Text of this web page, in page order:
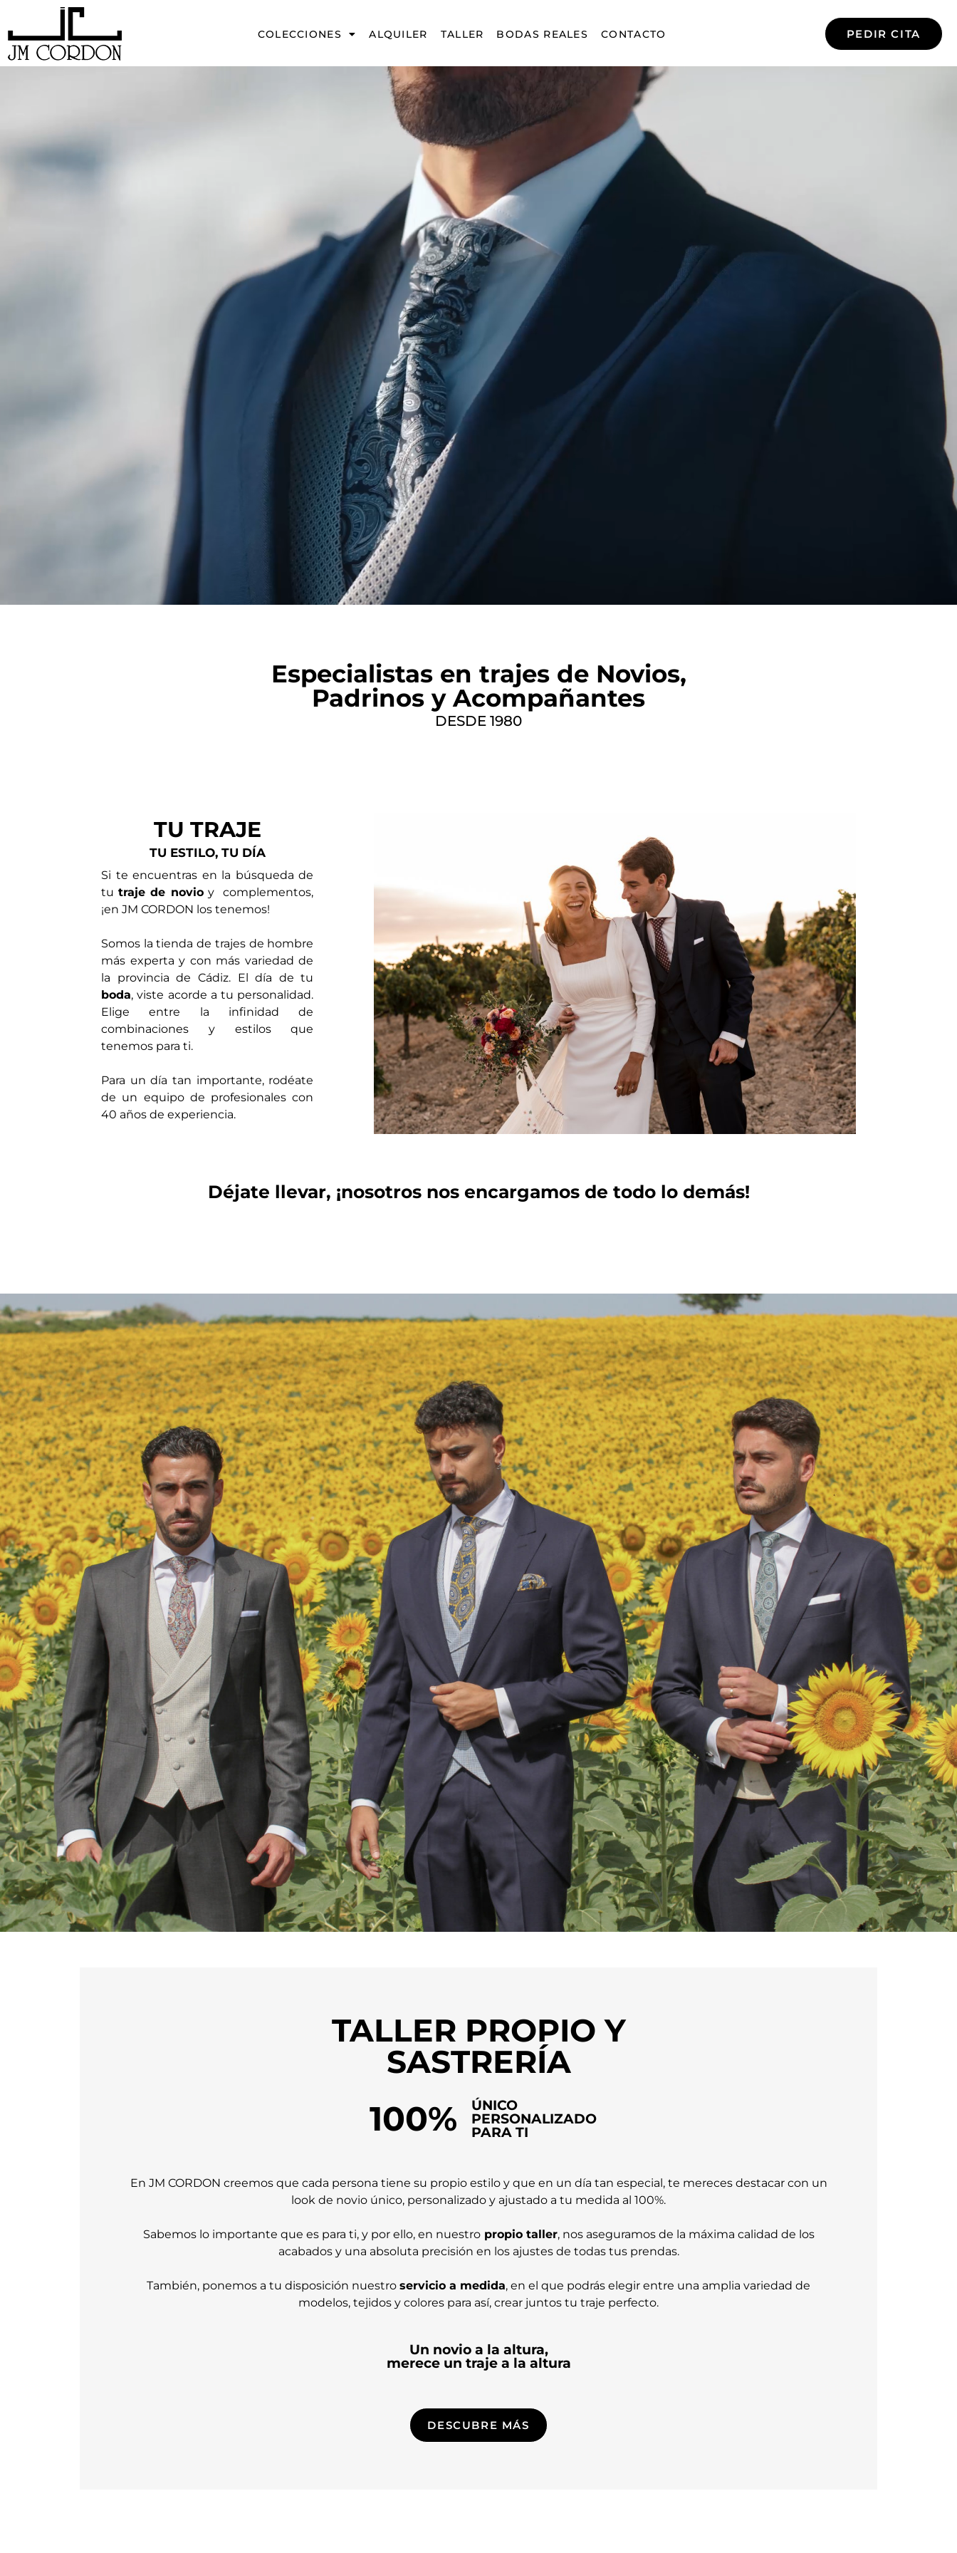
COLECCIONES ALQUILER TALLER BODAS REALES CONTACTO PEDIR CITA
Especialistas en trajes de Novios,
Padrinos y Acompañantes
DESDE 1980
TU TRAJE
TU ESTILO, TU DÍA
Si te encuentras en la búsqueda de
tutraje de novioy complementos,
¡en JM CORDON los tenemos!
Somos la tienda de trajes de hombre
más experta y con más variedad de
la provincia de Cádiz. El día de tu
boda, viste acorde a tu personalidad.
Elige entre la infinidad de
combinaciones y estilos que
tenemos para ti.
Para un día tan importante, rodéate
de un equipo de profesionales con
40 años de experiencia.
Déjate llevar, ¡nosotros nos encargamos de todo lo demás!
TALLER PROPIO Y
SASTRERÍA
100%
ÚNICO
PERSONALIZADO
PARA TI
En JM CORDON creemos que cada persona tiene su propio estilo y que en un día tan especial, te mereces destacar con un
look de novio único, personalizado y ajustado a tu medida al 100%.
Sabemos lo importante que es para ti, y por ello, en nuestropropio taller, nos aseguramos de la máxima calidad de los
acabados y una absoluta precisión en los ajustes de todas tus prendas.
También, ponemos a tu disposición nuestro servicio a medida, en el que podrás elegir entre una amplia variedad de
modelos, tejidos y colores para así, crear juntos tu traje perfecto.
Un novio a la altura,
merece un traje a la altura
DESCUBRE MÁS